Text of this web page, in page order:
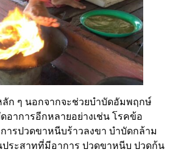
ลัก ๆ นอกจากจะช่วยบำบัดอัมพฤกษ์
อาการอีกหลายอย่างเช่น โรคข้อ
ารปวดขาหนีบร้าวลงขา บำบัดกล้าม
ประสาทที่มีอาการ ปวดขาหนีบ ปวดก้น